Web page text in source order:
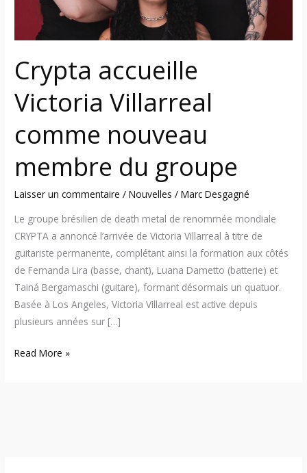
Crypta accueille
Victoria Villarreal
comme nouveau
membre du groupe
Laisser un commentaire /Nouvelles /Marc Desgagné
Le groupe brésilien de death metal de renommée mondiale
CRYPTA a annoncé l’arrivée de Victoria Villarreal à titre de
guitariste permanente, complétant ainsi la formation aux côtés
de Fernanda Lira (basse, chant), Luana Dametto (batterie) et
Tainá Bergamaschi (guitare), formant désormais un quatuor.
Basée à Los Angeles, Victoria Villarreal est active depuis
plusieurs années sur […]
groupe
Read More »